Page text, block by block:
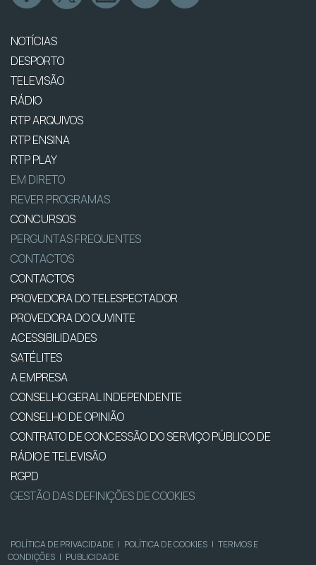
NOTÍCIAS
DESPORTO
TELEVISÃO
RÁDIO
RTP ARQUIVOS
RTP ENSINA
RTP PLAY
EM DIRETO
REVER PROGRAMAS
CONCURSOS
PERGUNTAS FREQUENTES
CONTACTOS
CONTACTOS
PROVEDORA DO TELESPECTADOR
PROVEDORA DO OUVINTE
ACESSIBILIDADES
SATÉLITES
A EMPRESA
CONSELHO GERAL INDEPENDENTE
CONSELHO DE OPINIÃO
CONTRATO DE CONCESSÃO DO SERVIÇO PÚBLICO DE
RÁDIO E TELEVISÃO
RGPD
GESTÃO DAS DEFINIÇÕES DE COOKIES
POLÍTICA DE PRIVACIDADE | POLÍTICA DE COOKIES | TERMOS E
CONDIÇÕES | PUBLICIDADE